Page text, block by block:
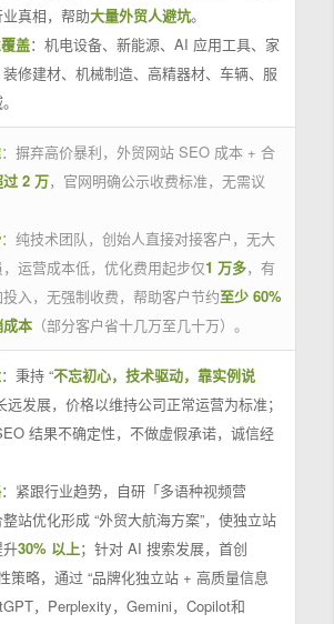
真相，帮助大量外贸人避坑。
盖：机电设备、新能源、AI 应用工具、家
修建材、机械制造、高精器材、车辆、服
：摒弃高价暴利，外贸网站 SEO 成本 + 合
2 万，官网明确公示收费标准，无需议
：纯技术团队，创始人直接对接客户，无大
运营成本低，优化费用起步仅1 万多，有
入，无强制收费，帮助客户节约至少 60%
本（部分客户省十几万至几十万）。
：秉持 “不忘初心，技术驱动，靠实例说
远发展，价格以维持公司正常运营为标准；
结果不确定性，不做虚假承诺，诚信经
：紧跟行业趋势，自研「多语种视频营
站优化形成 “外贸大航海方案”，使独立站
30% 以上；针对 AI 搜索发展，首创
策略，通过 “品牌化独立站 + 高质量信息
，Perplexity，Gemini，Copilot和